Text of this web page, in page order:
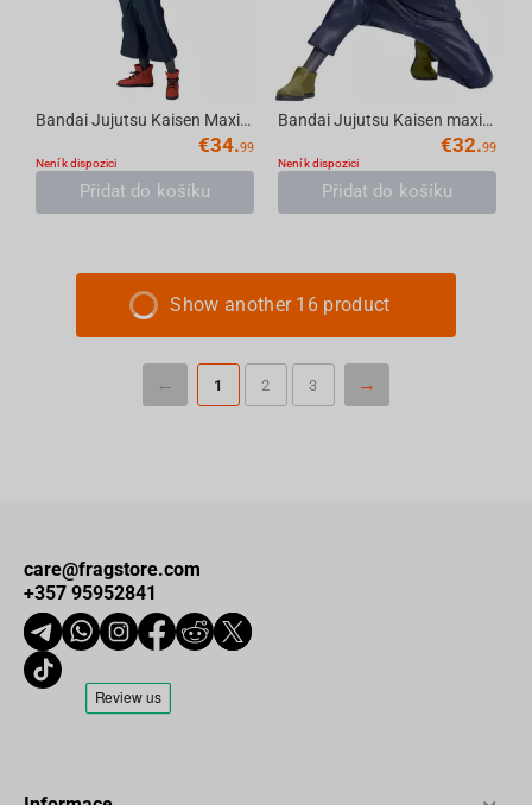
Bandai Jujutsu Kaisen Maximaticplus Sukuna
€34.99
Není k dispozici
Přidat do košíku
Bandai Jujutsu Kaisen maximatic Yuji Itadori-megumi fushiguro(b:Megumi Fushiguro)
€32.99
Není k dispozici
Přidat do košíku
Show another 16 product
1 2 3
care@fragstore.com
+357 95952841